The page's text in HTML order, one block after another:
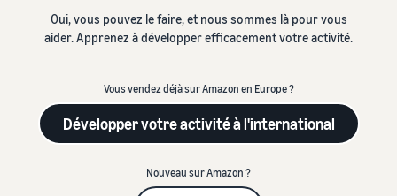
Oui, vous pouvez le faire, et nous sommes là pour vous
aider. Apprenez à développer efficacement votre activité.
Vous vendez déjà sur Amazon en Europe ?
Développer votre activité à l'international
Nouveau sur Amazon ?